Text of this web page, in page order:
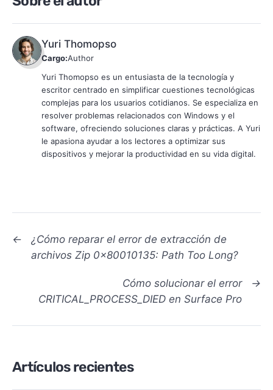
Yuri Thomopso
Cargo:Author
Yuri Thomopso es un entusiasta de la tecnología y
escritor centrado en simplificar cuestiones tecnológicas
complejas para los usuarios cotidianos. Se especializa en
resolver problemas relacionados con Windows y el
software, ofreciendo soluciones claras y prácticas. A Yuri
le apasiona ayudar a los lectores a optimizar sus
dispositivos y mejorar la productividad en su vida digital.
←
¿Cómo reparar el error de extracción de
archivos Zip 0x80010135: Path Too Long?
→
Cómo solucionar el error
CRITICAL_PROCESS_DIED en Surface Pro
Artículos recientes